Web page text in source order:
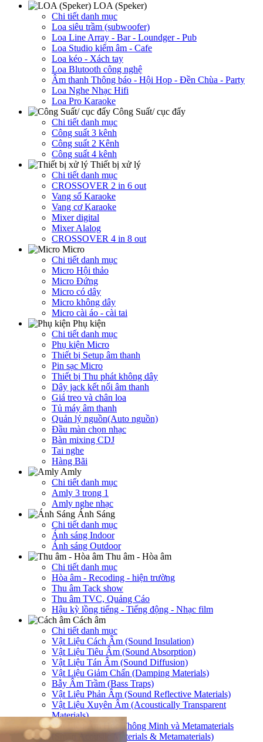
LOA (Speker)
Chi tiết danh mục
Loa siêu trầm (subwoofer)
Loa Line Array - Bar - Loundger - Pub
Loa Studio kiểm âm - Cafe
Loa kéo - Xách tay
Loa Blutooth công nghệ
Âm thanh Thông báo - Hội Họp - Đền Chùa - Party
Loa Nghe Nhạc Hifi
Loa Pro Karaoke
Công Suất/ cục đẩy
Chi tiết danh mục
Công suất 3 kênh
Công suất 2 Kênh
Công suất 4 kênh
Thiết bị xử lý
Chi tiết danh mục
CROSSOVER 2 in 6 out
Vang số Karaoke
Vang cơ Karaoke
Mixer digital
Mixer Alalog
CROSSOVER 4 in 8 out
Micro
Chi tiết danh mục
Micro Hội thảo
Micro Đứng
Micro có dây
Micro không dây
Micro cài áo - cài tai
Phụ kiện
Chi tiết danh mục
Phụ kiện Micro
Thiết bị Setup âm thanh
Pin sạc Micro
Thiết bị Thu phát không dây
Dây jack kết nối âm thanh
Giá treo và chân loa
Tủ máy âm thanh
Quản lý nguồn(Auto nguồn)
Đầu màn chọn nhạc
Bàn mixing CDJ
Tai nghe
Hàng Bãi
Amly
Chi tiết danh mục
Amly 3 trong 1
Amly nghe nhạc
Ánh Sáng
Chi tiết danh mục
Ánh sáng Indoor
Ánh sáng Outdoor
Thu âm - Hòa âm
Chi tiết danh mục
Hòa âm - Recoding - hiện trường
Thu âm Tack show
Thu âm TVC, Quảng Cáo
Hậu kỳ lồng tiếng - Tiếng động - Nhạc film
Cách âm
Chi tiết danh mục
Vật Liệu Cách Âm (Sound Insulation)
Vật Liệu Tiêu Âm (Sound Absorption)
Vật Liệu Tán Âm (Sound Diffusion)
Vật Liệu Giảm Chấn (Damping Materials)
Bẫy Âm Trầm (Bass Traps)
Vật Liệu Phản Âm (Sound Reflective Materials)
Vật Liệu Xuyên Âm (Acoustically Transparent
Materials)
Vật Liệu Âm Học Thông Minh và Metamaterials
(Smart Acoustic Materials & Metamaterials)